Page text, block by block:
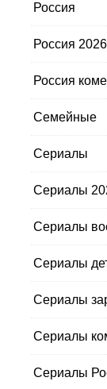
Россия
Россия 2026
Россия
Семейные
Сериалы
Сериалы
Сериалы
Сериалы
Сериалы
Сериалы
Сериалы